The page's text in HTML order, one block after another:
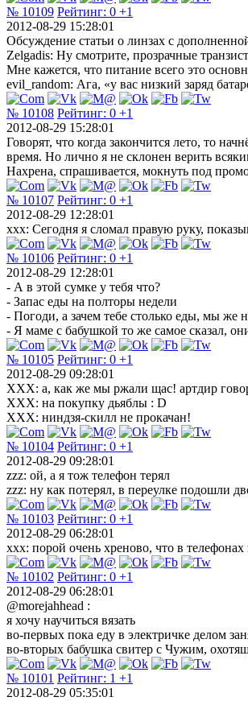
№ 10109 Рейтинг: 0 +1
2012-08-29 15:28:01
Обсуждение статьи о линзах с
Zelgadis: Ну смотрите, прозрачные
Мне кажется, что питание всего это
evil_random: Ага, «у вас низкий заряд
№ 10108 Рейтинг: 0 +1
2012-08-29 15:28:01
Говорят, что когда закончится лето, то
время. Но лично я не склонен верить
Нахрена, спрашивается, мокнуть под
№ 10107 Рейтинг: 0 +1
2012-08-29 12:28:01
xxx: Сегодня я сломал правую руку,
№ 10106 Рейтинг: 0 +1
2012-08-29 12:28:01
- А в этой сумке у тебя что?
- Запас еды на полторы недели
- Погоди, а зачем тебе столько еды, мы же
- Я маме с бабушкой то же самое сказал,
№ 10105 Рейтинг: 0 +1
2012-08-29 09:28:01
XXX: а, как же мы ржали щас! артдир
XXX: на покупку дьяблы : D
XXX: ниндзя-скилл не прокачан!
№ 10104 Рейтинг: 0 +1
2012-08-29 09:28:01
zzz: ой, а я тож телефон терял
zzz: ну как потерял, в переулке подошли
№ 10103 Рейтинг: 0 +1
2012-08-29 06:28:01
xxx: порой очень хреново, что в
№ 10102 Рейтинг: 0 +1
2012-08-29 06:28:01
@morejahhead :
я хочу научиться вязать
во-первых пока еду в электричке делом
во-вторых бабушка свитер с Чужим,
№ 10101 Рейтинг: 1 +1
2012-08-29 05:35:01